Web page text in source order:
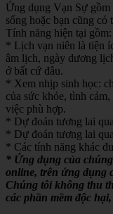
Ứng dụng Vạn Sự gồm
sống hoặc bạn cũng có
Tính năng hiện tại gồm:
* Lịch vạn niên là tiện
âm lịch, ngày dương
ở bất cứ đâu.
* Xem nhịp sinh học:
của sức khỏe, tình
việc phù hợp.
* Dự đoán tương lai
* Dự đoán tương lai
* Các tính năng khác
* Ứng dụng của
online, trên ứng dụng
Chúng tôi không thu
các phần mềm độc